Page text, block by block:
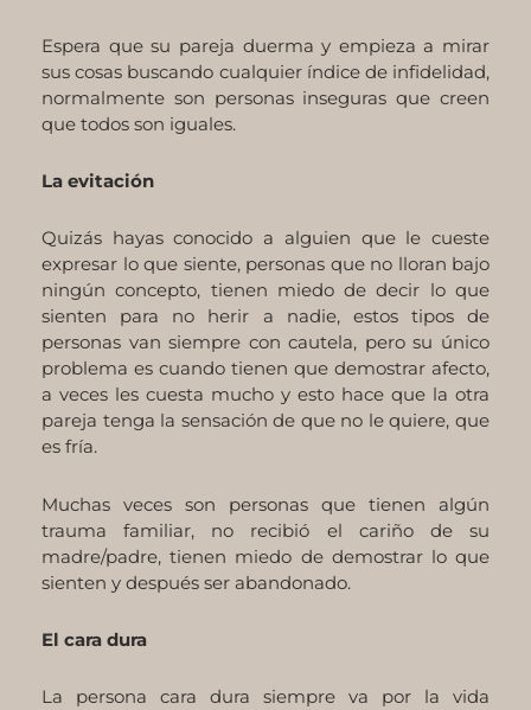
Espera que su pareja duerma y empieza a mirar
sus cosas buscando cualquier índice de infidelidad,
normalmente son personas inseguras que creen
que todos son iguales.
La evitación
Quizás hayas conocido a alguien que le cueste
expresar lo que siente, personas que no lloran bajo
ningún concepto, tienen miedo de decir lo que
sienten para no herir a nadie, estos tipos de
personas van siempre con cautela, pero su único
problema es cuando tienen que demostrar afecto,
a veces les cuesta mucho y esto hace que la otra
pareja tenga la sensación de que no le quiere, que
es fría.
Muchas veces son personas que tienen algún
trauma familiar, no recibió el cariño de su
madre/padre, tienen miedo de demostrar lo que
sienten y después ser abandonado.
El cara dura
La persona cara dura siempre va por la vida